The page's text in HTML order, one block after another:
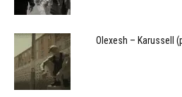
Olexesh – Karussell